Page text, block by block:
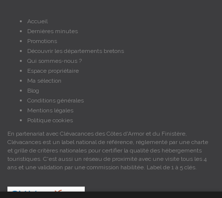
Accueil
Dernières minutes
Promotions
Découvrir les départements bretons
Qui sommes-nous ?
Espace propriétaire
Ma sélection
Blog
Conditions générales
Mentions légales
Politique cookies
En partenariat avec Clévacances des Côtes d'Armor et du Finistère,
Clévacances est un label national de référence, réglementé par une charte
et grille de critères nationales pour certifier la qualité des hébergements
touristiques. C'est aussi un réseau de proximité avec une visite tous les 4
ans et une validation par une commission habilitée. Label de 1 à 5 clés.